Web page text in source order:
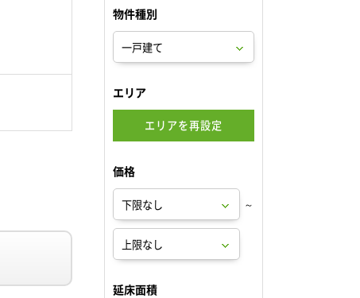
物件種別
エリア
エリアを再設定
価格
～
延床面積